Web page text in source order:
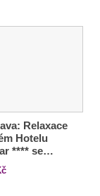
Relaxace
Hotelu
**** se…